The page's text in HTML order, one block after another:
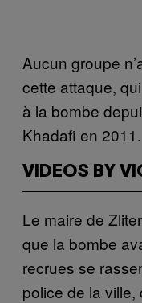
Aucun groupe
cette attaque,
à la bombe
Khadafi en 2011.
VIDEOS BY
Le maire de
que la bombe
recrues se
police de la